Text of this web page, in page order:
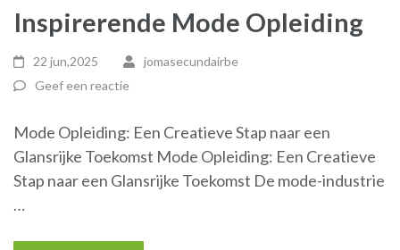
Inspirerende Mode Opleiding
22 jun,2025
jomasecundairbe
Geef een reactie
Mode Opleiding: Een Creatieve Stap naar een
Glansrijke Toekomst Mode Opleiding: Een Creatieve
Stap naar een Glansrijke Toekomst De mode-industrie
…